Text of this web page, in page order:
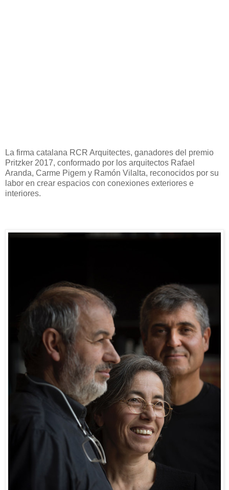
La firma catalana RCR Arquitectes, ganadores del premio
Pritzker 2017, conformado por los arquitectos Rafael
Aranda, Carme Pigem y Ramón Vilalta, reconocidos por su
labor en crear espacios con conexiones exteriores e
interiores.